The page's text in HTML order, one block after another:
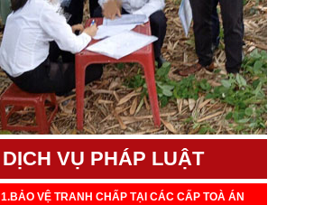
DỊCH VỤ PHÁP LUẬT
1.BẢO VỆ TRANH CHẤP TẠI CÁC CẤP TOÀ ÁN